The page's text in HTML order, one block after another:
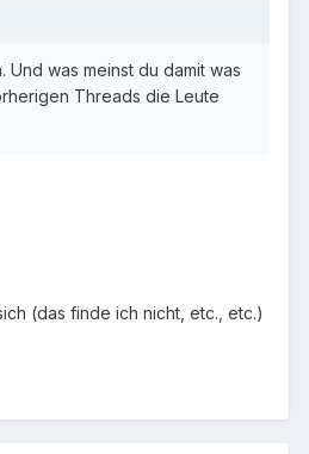
was meinst du damit was
Threads die Leute
(das finde ich nicht, etc., etc.)